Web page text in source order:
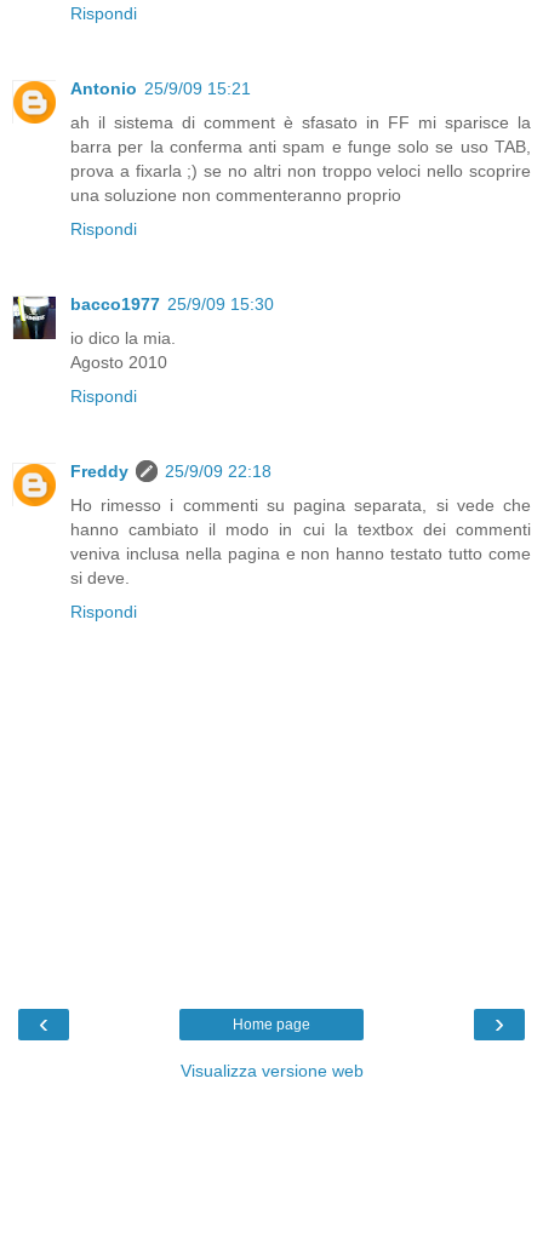
Rispondi
Antonio 25/9/09 15:21
ah il sistema di comment è sfasato in FF mi sparisce la
barra per la conferma anti spam e funge solo se uso TAB,
prova a fixarla ;) se no altri non troppo veloci nello scoprire
una soluzione non commenteranno proprio
Rispondi
bacco1977 25/9/09 15:30
io dico la mia.
Agosto 2010
Rispondi
Freddy
25/9/09 22:18
Ho rimesso i commenti su pagina separata, si vede che
hanno cambiato il modo in cui la textbox dei commenti
veniva inclusa nella pagina e non hanno testato tutto come
si deve.
Rispondi
‹ ›
Home page
Visualizza versione web